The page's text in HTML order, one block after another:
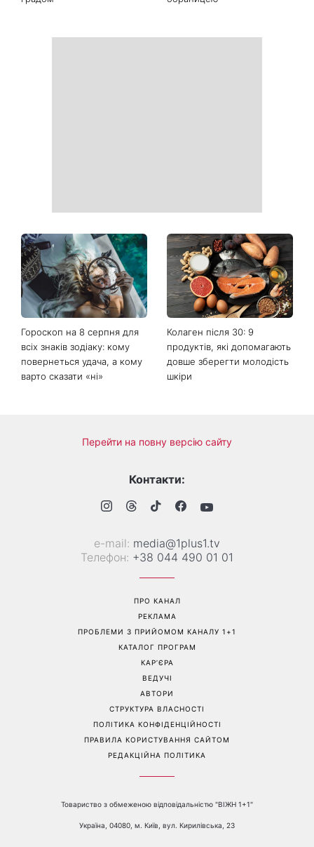
Гороскоп на 8 серпня для
всіх знаків зодіаку: кому
повернеться удача, а кому
варто сказати «ні»
Колаген після 30: 9
продуктів, які допомагають
довше зберегти молодість
шкіри
Перейти на повну версію сайту
Контакти:
е-mail: media@1plus1.tv
Телефон: +38 044 490 01 01
ПРО КАНАЛ
РЕКЛАМА
ПРОБЛЕМИ З ПРИЙОМОМ КАНАЛУ 1+1
КАТАЛОГ ПРОГРАМ
КАР’ЄРА
ВЕДУЧІ
АВТОРИ
СТРУКТУРА ВЛАСНОСТІ
ПОЛІТИКА КОНФІДЕНЦІЙНОСТІ
ПРАВИЛА КОРИСТУВАННЯ САЙТОМ
РЕДАКЦІЙНА ПОЛІТИКА
Товариство з обмеженою відповідальністю "ВІЖН 1+1"
Україна, 04080, м. Київ, вул. Кирилівська, 23